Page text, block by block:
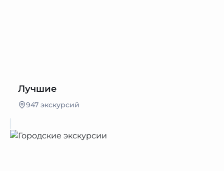
Лучшие
947 экскурсий